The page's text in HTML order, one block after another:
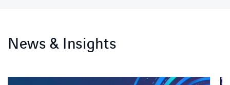
News & Insights